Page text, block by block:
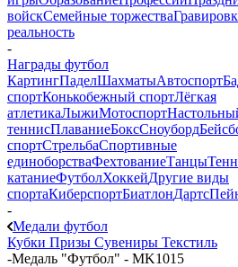
войскСемейные торжества
реальность
-
Награды футбол
КартингПаделШахматыАвтоспорт
спортКонькобежный спортЛёгкая
атлетикаЛыжиМотоспорт
теннисПлаваниеБоксСноуборд
спортСтрельбаСпортивные
единоборстваФехтованиеТанцы
катаниеФутболХоккейДругие виды
спортаКиберспортБиатлонДартс
-
Медали футбол
Кубки Призы Сувениры Текстиль
-Медаль "Футбол" - MK1015